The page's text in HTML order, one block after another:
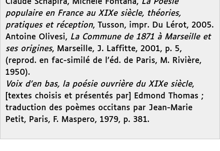
populaire en France au XIXe siècle, théories,
pratiques et réception, Tusson, impr. Du Lérot, 2005.
Antoine Olivesi, La Commune de 1871 à Marseille et
ses origines, Marseille, J. Laffitte, 2001, p. 5,
(reprod. en fac-similé de l’éd. de Paris, M. Rivière,
1950).
Voix d’en bas, la poésie ouvrière du XIXe siècle,
[textes choisis et présentés par] Edmond Thomas ;
traduction des poèmes occitans par Jean-Marie
Petit, Paris, F. Maspero, 1979, p. 381.